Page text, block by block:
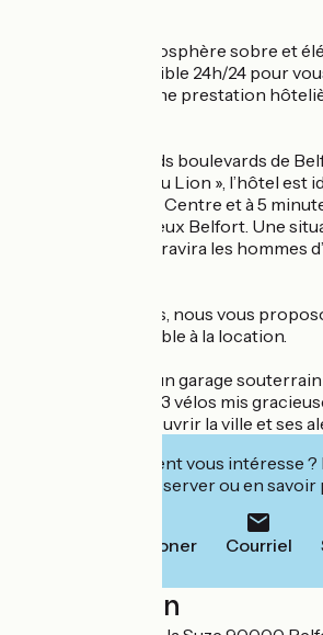
Au sein d’une atmosphère sobre et
équipe est disponible 24h/24 pour
enthousiaste et une prestation
À l’écart des grands boulevards de
cœur de la « cité du Lion », l’hôtel est
à 300 m de la gare Centre et à 5
piétonne et du Vieux Belfort. Une
géographique qui ravira les hommes
Pour vos réunions, nous vous
séminaire disponible à la location.
L’hôtel dispose d’un garage
surveillance et de 3 vélos mis
service pour découvrir la ville et ses
Cet établissement vous intéresse
leur site pour réserver ou en savoir
Téléphoner Courriel
Localisation